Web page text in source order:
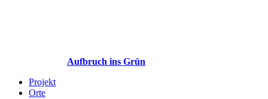
Aufbruch ins Grün
Projekt
Orte